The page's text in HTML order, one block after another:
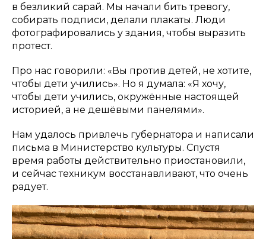
в безликий сарай. Мы начали бить тревогу,
собирать подписи, делали плакаты. Люди
фотографировались у здания, чтобы выразить
протест.
Про нас говорили: «Вы против детей, не хотите,
чтобы дети учились». Но я думала: «Я хочу,
чтобы дети учились, окружённые настоящей
историей, а не дешёвыми панелями».
Нам удалось привлечь губернатора и написали
письма в Министерство культуры. Спустя
время работы действительно приостановили,
и сейчас техникум восстанавливают, что очень
радует.